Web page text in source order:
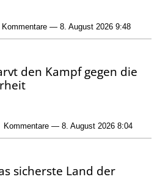
Kommentare — 8. August 2026 9:48
den Kampf gegen die
Kommentare — 8. August 2026 8:04
sicherste Land der